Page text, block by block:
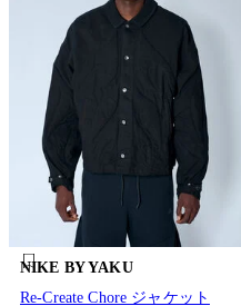
NIKE BY YAKU
Re-Create Chore ジャケット